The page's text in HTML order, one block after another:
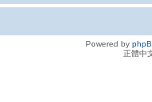
Powered by
正體中